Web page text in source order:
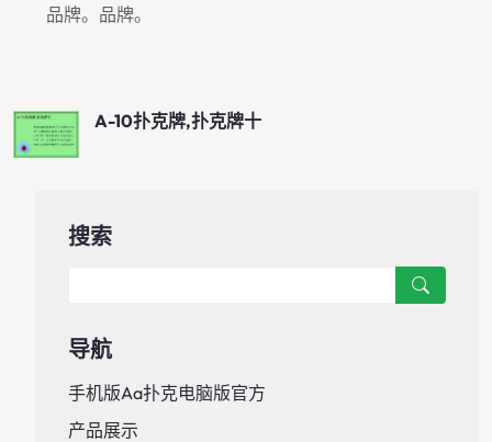
品牌。品牌。
A-10扑克牌,扑克牌十
搜索
导航
手机版aa扑克电脑版官方
产品展示